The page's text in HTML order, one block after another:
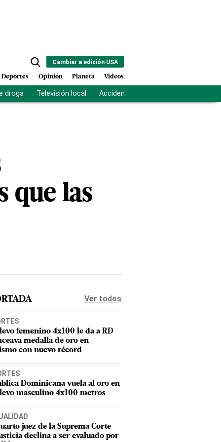
Cambiar a edición USA
Deportes Opinión Planeta Videos
droga Televisión local Accidente Los Ríos
que las
Ver todos
femenino 4x100 le da a RD
medalla de oro en
con nuevo récord
Dominicana vuela al oro en
masculino 4x100 metros
juez de la Suprema Corte
declina a ser evaluado por